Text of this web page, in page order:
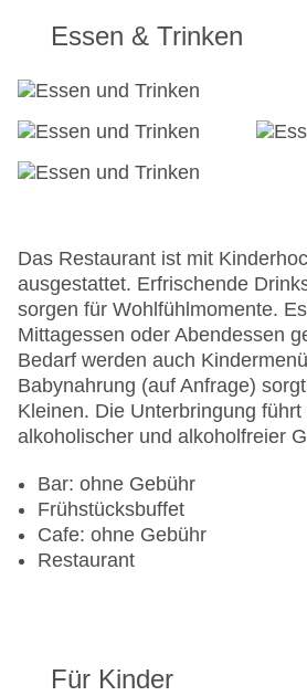
Pools:Kinderbecken, Outdoor
Sonnenschirme am Pool:
Gebühr
Zahlungsarten: American
Landeskategorie: 4,5 Sterne
Essen & Trinken
Das Restaurant ist mit
ausgestattet. Erfrischende
sorgen für Wohlfühlmomente.
Mittagessen oder Abendessen
Bedarf werden auch
Babynahrung (auf Anfrage)
Kleinen. Die Unterbringung
alkoholischer und alkoholfreier
Bar: ohne Gebühr
Frühstücksbuffet
Cafe: ohne Gebühr
Restaurant
Für Kinder